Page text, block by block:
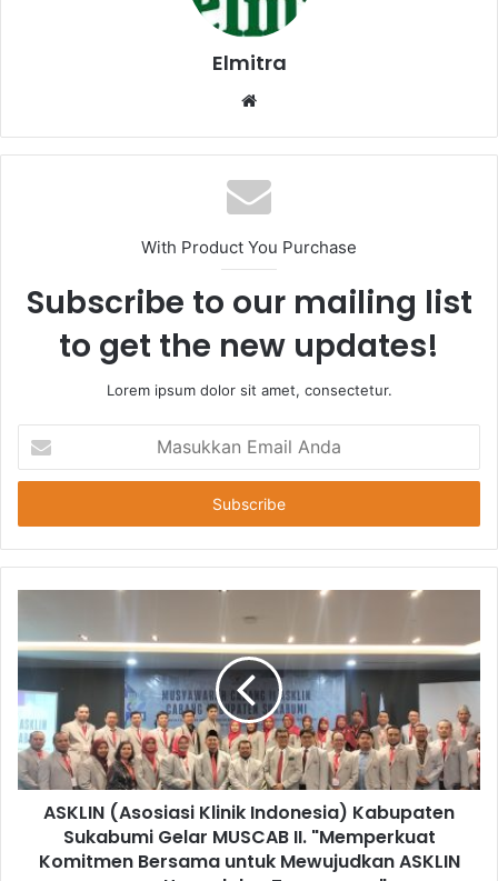
Elmitra
Website
With Product You Purchase
Subscribe to our mailing list
to get the new updates!
Lorem ipsum dolor sit amet, consectetur.
Email
Anda
ASKLIN (Asosiasi Klinik Indonesia) Kabupaten
Sukabumi Gelar MUSCAB II. "Memperkuat
Komitmen Bersama untuk Mewujudkan ASKLIN